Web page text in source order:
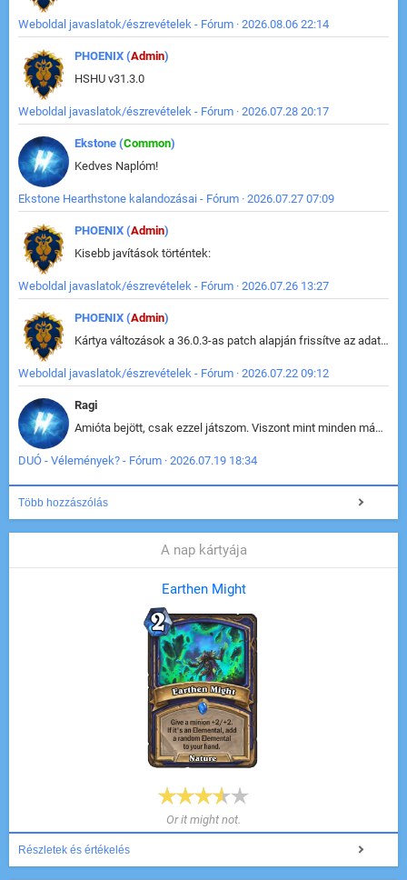
Weboldal javaslatok/észrevételek - Fórum · 2026.08.06 22:14
PHOENIX (Admin)
HSHU v31.3.0
Weboldal javaslatok/észrevételek - Fórum · 2026.07.28 20:17
Ekstone (Common)
Kedves Naplóm!
Ekstone Hearthstone kalandozásai - Fórum · 2026.07.27 07:09
PHOENIX (Admin)
Kisebb javítások történtek:
Weboldal javaslatok/észrevételek - Fórum · 2026.07.26 13:27
PHOENIX (Admin)
Kártya változások a 36.0.3-as patch alapján frissítve az adatbázisban (képek is cserélve).
Weboldal javaslatok/észrevételek - Fórum · 2026.07.22 09:12
Ragi
Amióta bejött, csak ezzel játszom. Viszont mint minden más - akár az alapjáték is, ez is baromira összetett lett. Néha már pár kör után is esélytelen az egész. Vagy irreállisan túltápol valaki, vagy lelép a partner, vagy csak hülye mint a segg. És amikor eljönne az én időm, na akkor jön el mindenki másé is. Engem jobban érdekelne, hogy ki milyen ratingen szokott játszani. Na ez lenne egy érdekes adat.
DUÓ - Vélemények? - Fórum · 2026.07.19 18:34
Több hozzászólás
A nap kártyája
Earthen Might
Or it might not.
Részletek és értékelés